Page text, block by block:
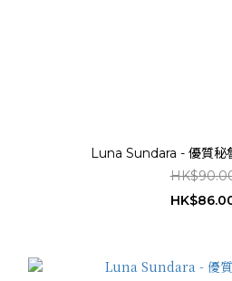
Luna Sundara - 優質秘